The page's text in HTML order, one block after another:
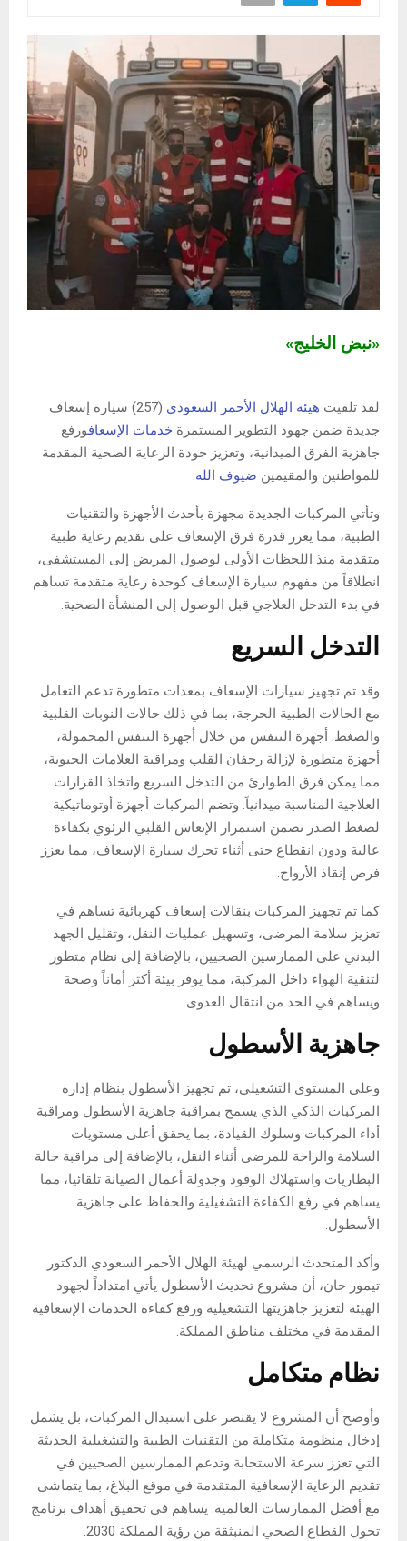
«نبض الخليج»
لقد تلقيت هيئة الهلال الأحمر السعودي
(257) سيارة إسعاف
جديدة ضمن جهود التطوير المستمرة خدمات الإسعافورفع
جاهزية الفرق الميدانية، وتعزيز جودة الرعاية الصحية المقدمة
للمواطنين والمقيمين ضيوف الله.
وتأتي المركبات الجديدة مجهزة بأحدث الأجهزة والتقنيات
الطبية، مما يعزز قدرة فرق الإسعاف على تقديم رعاية طبية
متقدمة منذ اللحظات الأولى لوصول المريض إلى المستشفى،
انطلاقاً من مفهوم سيارة الإسعاف كوحدة رعاية متقدمة تساهم
في بدء التدخل العلاجي قبل الوصول إلى المنشأة الصحية.
التدخل السريع
وقد تم تجهيز سيارات الإسعاف بمعدات متطورة تدعم التعامل
مع الحالات الطبية الحرجة، بما في ذلك حالات النوبات القلبية
والضغط. أجهزة التنفس من خلال أجهزة التنفس المحمولة،
أجهزة متطورة لإزالة رجفان القلب ومراقبة العلامات الحيوية،
مما يمكن فرق الطوارئ من التدخل السريع واتخاذ القرارات
العلاجية المناسبة ميدانياً. وتضم المركبات أجهزة أوتوماتيكية
لضغط الصدر تضمن استمرار الإنعاش القلبي الرئوي بكفاءة
عالية ودون انقطاع حتى أثناء تحرك سيارة الإسعاف، مما يعزز
فرص إنقاذ الأرواح.
كما تم تجهيز المركبات بنقالات إسعاف كهربائية تساهم في
تعزيز سلامة المرضى، وتسهيل عمليات النقل، وتقليل الجهد
البدني على الممارسين الصحيين، بالإضافة إلى نظام متطور
لتنقية الهواء داخل المركبة، مما يوفر بيئة أكثر أماناً وصحة
ويساهم في الحد من انتقال العدوى.
جاهزية الأسطول
وعلى المستوى التشغيلي، تم تجهيز الأسطول بنظام إدارة
المركبات الذكي الذي يسمح بمراقبة جاهزية الأسطول ومراقبة
أداء المركبات وسلوك القيادة، بما يحقق أعلى مستويات
السلامة والراحة للمرضى أثناء النقل، بالإضافة إلى مراقبة حالة
البطاريات واستهلاك الوقود وجدولة أعمال الصيانة تلقائيا، مما
يساهم في رفع الكفاءة التشغيلية والحفاظ على جاهزية
الأسطول.
وأكد المتحدث الرسمي لهيئة الهلال الأحمر السعودي الدكتور
تيمور جان، أن مشروع تحديث الأسطول يأتي امتداداً لجهود
الهيئة لتعزيز جاهزيتها التشغيلية ورفع كفاءة الخدمات الإسعافية
المقدمة في مختلف مناطق المملكة.
نظام متكامل
وأوضح أن المشروع لا يقتصر على استبدال المركبات، بل يشمل
إدخال منظومة متكاملة من التقنيات الطبية والتشغيلية الحديثة
التي تعزز سرعة الاستجابة وتدعم الممارسين الصحيين في
تقديم الرعاية الإسعافية المتقدمة في موقع البلاغ، بما يتماشى
مع أفضل الممارسات العالمية. يساهم في تحقيق أهداف برنامج
تحول القطاع الصحي المنبثقة من رؤية المملكة 2030.